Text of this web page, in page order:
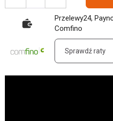
Przelewy24,
Comfino
Sprawdź raty